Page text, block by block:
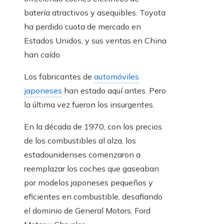
batería atractivos y asequibles. Toyota
ha perdido cuota de mercado en
Estados Unidos, y sus ventas en China
han caído.
Los fabricantes de automóviles
japoneses han estado aquí antes. Pero
la última vez fueron los insurgentes.
En la década de 1970, con los precios
de los combustibles al alza, los
estadounidenses comenzaron a
reemplazar los coches que gaseaban
por modelos japoneses pequeños y
eficientes en combustible, desafiando
el dominio de General Motors, Ford